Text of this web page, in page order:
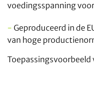
voedingsspanning
- Geproduceerd in de
van hoge
Toepassingsvoorbeeld